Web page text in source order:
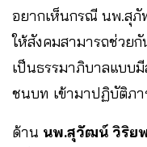
อยากเห็นกรณี นพ.สุภั
ให้สังคมสามารถช่วย
เป็นธรรมาภิบาลแบบ
ชนบท เข้ามาปฏิบัติภ
ด้าน นพ.สุวัฒน์ วิริย